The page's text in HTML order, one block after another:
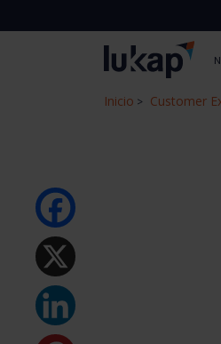
Inicio > Customer